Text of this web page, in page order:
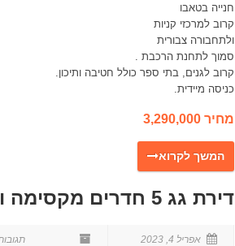
חנייה בטאבו
קרוב למרכזי קניות
ולתחבורה צבורית
סמוך לתחנת הרכבת .
קרוב לגנים, בתי ספר כולל חטיבה ותיכון.
כניסה מיידית.
מחיר 3,290,000
‎המשך לקרוא
דירת גג 5 חדרים מקסימה ומרווחת במרכז מגדיאל הוד השרון
אפריל 4, 2023 ‎תגובות כבויות להודעה זו